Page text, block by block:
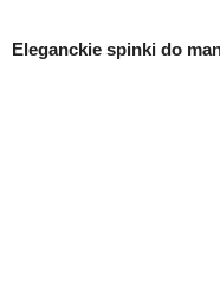
Eleganckie spinki do